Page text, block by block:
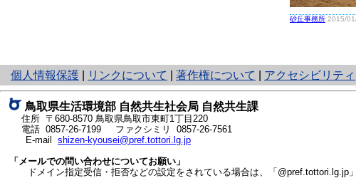
砂丘事務所 2015/
個人情報保護
と
り
ネ
ッ
ト
へ
の
リンクについて 著作権について アクセシビリティ
鳥取県生活環境部 自然共生社会局 自然共生課
住所 〒680-8570 鳥取県鳥取市東町1丁目220
電話 0857-26-7199
ファクシミリ 0857-26-7561
E-mail shizen-kyousei@pref.tottori.lg.jp
「メールでの問い合わせについてお願い」
ドメイン指定受信・拒否などの設定をされている場合は、「@pref.tottori.lg.jp」